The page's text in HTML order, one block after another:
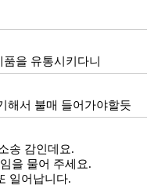
을 유통시키다니
해서 불매 들어가야할듯
송 감인데요.
을 물어 주세요.
일어납니다.